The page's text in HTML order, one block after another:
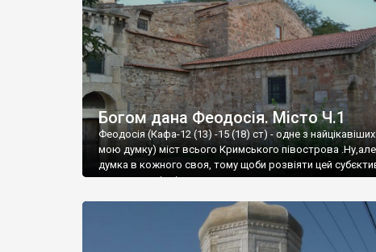
Богом дана Феодосія. Місто Ч.1
Феодосія (Кафа-12 (13) -15 (18) ст) - одне з найцікавіших
мою думку) міст всього Кримського півострова .Ну,але
думка в кожного своя, тому щоби розвіяти цей
запрошую відвідати це